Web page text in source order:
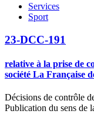
Services
Sport
23-DCC-191
relative à la prise de
société La Française
Décisions de contrôle
Publication du sens de